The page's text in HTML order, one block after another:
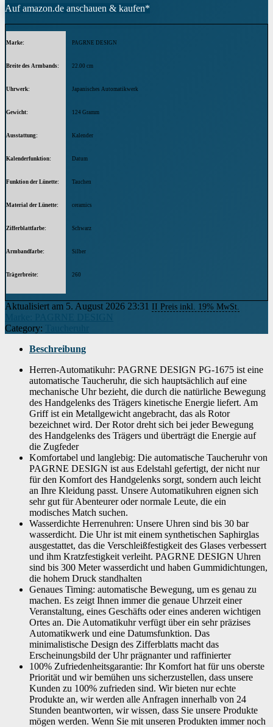
Auf amazon.de anschauen & kaufen*
Marke PAGRNE DESIGN
Breite des Armbands 22.00 cm
Uhrwerk Japanisches Automatikwerk
Gewicht 124 Gramm
Ausstattung Kalender
Kalenderfunktion Datum
Funktion der Lünette Tauchen
Material der Lünette ceramics
Zifferblattfarbe Schwarz
Armbandfarbe Silber
Trägerbreite 260
Höhe des Gehäuses
Gehäusedurchmesser 45.00 cm
Gehäusematerial Gummi
Verschluss Klappbare Sicherheitsschnalle
Analog
Saphirglas
Form des Gehäuses Rund
Artikelnummer PG-1675
Wenn dieses Produkt von Amazon verkauft wird, finden Sie die
Garantieinformationen auf der Webseite des Herstellers. Wenn dieses Produkt
von einer anderen Partei verkauft wird, wenden Sie sich bitte direkt an den
Verkäufer, um Garantieinformationen für dieses Produkt zu erhalten.
Möglicherweise finden Sie auch Garantieinformationen auf der Webseite des
Herstellers.
Aktualisiert am 5. August 2026 23:31 II Preis inkl. 19% MwSt.
Category:
Beschreibung
Herren-Automatikuhr: PAGRNE DESIGN PG-1675 ist eine
automatische Taucheruhr, die sich hauptsächlich auf eine
mechanische Uhr bezieht, die durch die natürliche Bewegung
des Handgelenks des Trägers kinetische Energie liefert. Am
Griff ist ein Metallgewicht angebracht, das als Rotor
bezeichnet wird. Der Rotor dreht sich bei jeder Bewegung
des Handgelenks des Trägers und überträgt die Energie auf
die Zugfeder
Komfortabel und langlebig: Die automatische Taucheruhr von
PAGRNE DESIGN ist aus Edelstahl gefertigt, der nicht nur
für den Komfort des Handgelenks sorgt, sondern auch leicht
an Ihre Kleidung passt. Unsere Automatikuhren eignen sich
sehr gut für Abenteurer oder normale Leute, die ein
modisches Match suchen.
Wasserdichte Herrenuhren: Unsere Uhren sind bis 30 bar
wasserdicht. Die Uhr ist mit einem synthetischen Saphirglas
ausgestattet, das die Verschleißfestigkeit des Glases verbessert
und ihm Kratzfestigkeit verleiht. PAGRNE DESIGN Uhren
sind bis 300 Meter wasserdicht und haben Gummidichtungen,
die hohem Druck standhalten
Genaues Timing: automatische Bewegung, um es genau zu
machen. Es zeigt Ihnen immer die genaue Uhrzeit einer
Veranstaltung, eines Geschäfts oder eines anderen wichtigen
Ortes an. Die Automatikuhr verfügt über ein sehr präzises
Automatikwerk und eine Datumsfunktion. Das
minimalistische Design des Zifferblatts macht das
Erscheinungsbild der Uhr prägnanter und raffinierter
100% Zufriedenheitsgarantie: Ihr Komfort hat für uns oberste
Priorität und wir bemühen uns sicherzustellen, dass unsere
Kunden zu 100% zufrieden sind. Wir bieten nur echte
Produkte an, wir werden alle Anfragen innerhalb von 24
Stunden beantworten, wir wissen, dass Sie unsere Produkte
mögen werden. Wenn Sie mit unseren Produkten immer noch